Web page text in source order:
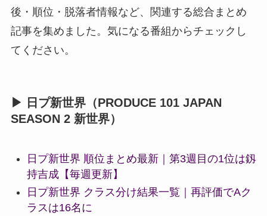
後・順位・脱落者情報など、関連する総合まとめ
記事を集めました。気になる番組からチェックし
てください。
▶ 日プ新世界（PRODUCE 101 JAPAN
SEASON 2 新世界）
日プ新世界 順位まとめ最新｜第3週目の1位は釼
持吉成【毎週更新】
日プ新世界 クラス分け結果一覧｜再評価でAク
ラスは16名に